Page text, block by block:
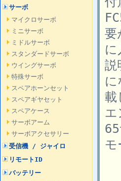
サーボ
マイクロサーボ
ミニサーボ
ミドルサーボ
スタンダードサーボ
ウイングサーボ
特殊サーボ
スペアホーンセット
スペアギヤセット
スペアケース
サーボアーム
サーボアクセサリー
受信機 / ジャイロ
リモートID
バッテリー
要
説
載
エ
モ